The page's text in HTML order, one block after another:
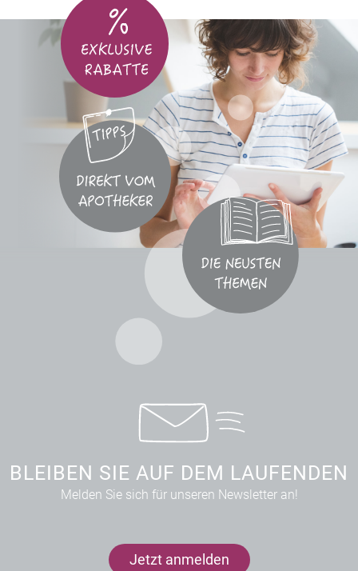
BLEIBEN SIE AUF DEM LAUFENDEN
Melden Sie sich für unseren Newsletter an!
Jetzt anmelden